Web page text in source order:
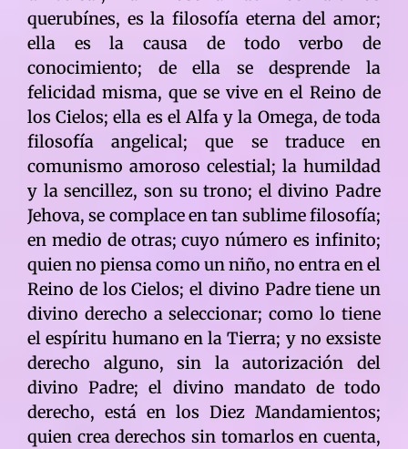
querubínes, es la filosofía eterna del amor;
ella es la causa de todo verbo de
conocimiento; de ella se desprende la
felicidad misma, que se vive en el Reino de
los Cielos; ella es el Alfa y la Omega, de toda
filosofía angelical; que se traduce en
comunismo amoroso celestial; la humildad
y la sencillez, son su trono; el divino Padre
Jehova, se complace en tan sublime filosofía;
en medio de otras; cuyo número es infinito;
quien no piensa como un niño, no entra en el
Reino de los Cielos; el divino Padre tiene un
divino derecho a seleccionar; como lo tiene
el espíritu humano en la Tierra; y no exsiste
derecho alguno, sin la autorización del
divino Padre; el divino mandato de todo
derecho, está en los Diez Mandamientos;
quien crea derechos sin tomarlos en cuenta,